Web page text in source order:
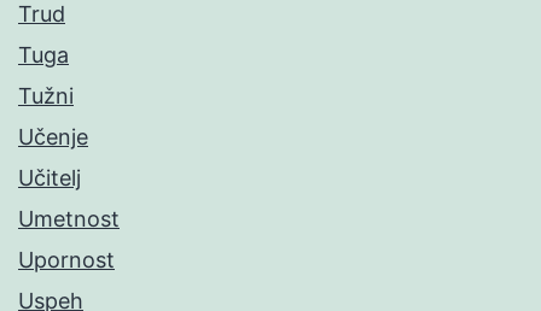
Trud
Tuga
Tužni
Učenje
Učitelj
Umetnost
Upornost
Uspeh